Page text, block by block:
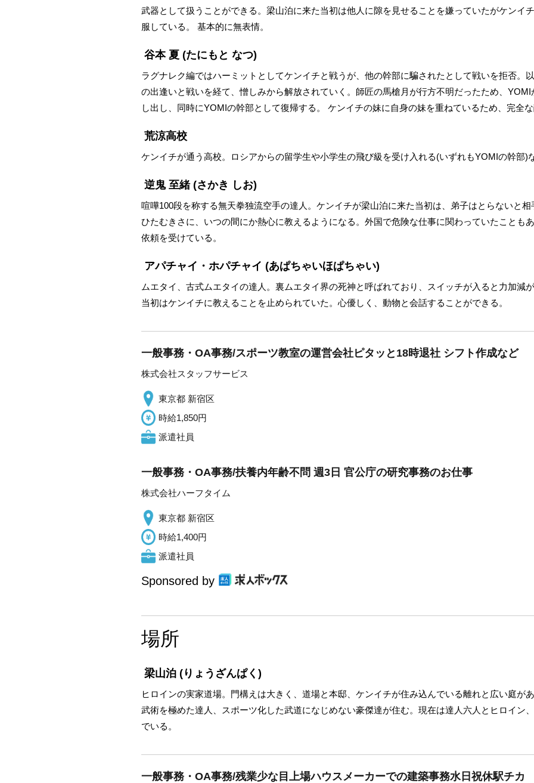
武器として扱うことができる。梁山泊に来た当初は他人に隙を見せることを嫌っていたがケンイ
服している。 基本的に無表情。
谷本 夏 (たにもと なつ)
ラグナレク編ではハーミットとしてケンイチと戦うが、他の幹部に騙されたとして戦いを拒否。
の出逢いと戦いを経て、憎しみから解放されていく。師匠の馬槍月が行方不明だったため、
し出し、同時にYOMIの幹部として復帰する。 ケンイチの妹に自身の妹を重ねているため、完全な
荒涼高校
ケンイチが通う高校。ロシアからの留学生や小学生の飛び級を受け入れる(いずれもYOMIの幹部)
逆鬼 至緒(さかき しお)
喧嘩100段を称する無天拳独流空手の達人。ケンイチが梁山泊に来た当初は、弟子はとらないと
ひたむきさに、いつの間にか熱心に教えるようになる。外国で危険な仕事に関わっていたことも
依頼を受けている。
アパチャイ・ホパチャイ (あぱちゃいほぱちゃい)
ムエタイ、古式ムエタイの達人。裏ムエタイ界の死神と呼ばれており、スイッチが入ると力加減
当初はケンイチに教えることを止められていた。心優しく、動物と会話することができる。
一般事務・OA事務/スポーツ教室の運営会社ピタッと18時退社 シフト作成など
株式会社スタッフサービス
東京都 新宿区
時給1,850円
派遣社員
一般事務・OA事務/扶養内年齢不問 週3日 官公庁の研究事務のお仕事
株式会社ハーフタイム
東京都 新宿区
時給1,400円
派遣社員
Sponsored by
場所
梁山泊 (りょうざんぱく)
ヒロインの実家道場。門構えは大きく、道場と本邸、ケンイチが住み込んでいる離れと広い庭が
武術を極めた達人、スポーツ化した武道になじめない豪傑達が住む。現在は達人六人とヒロイン
でいる。
一般事務・OA事務/残業少な目上場ハウスメーカーでの建築事務水日祝休駅チカ